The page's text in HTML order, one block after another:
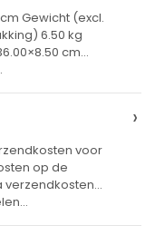
Gewicht (excl.
6.50 kg
cm
›
voor
op de
verzendkosten